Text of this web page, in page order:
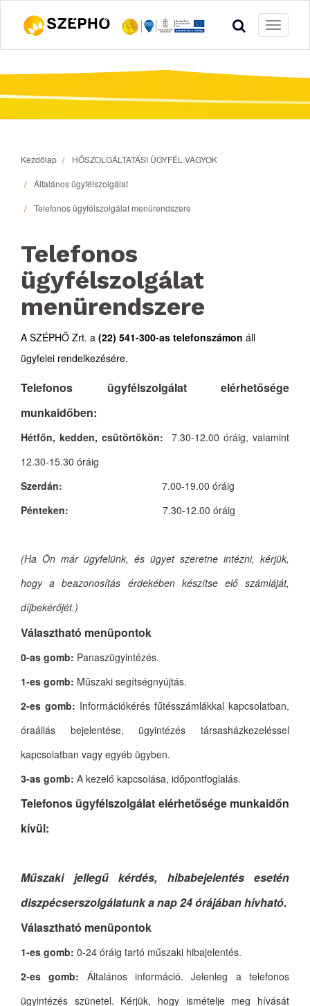
Toggle
Kezdőlap HŐSZOLGÁLTATÁSI ÜGYFÉL VAGYOK
Általános ügyfélszolgálat
Telefonos ügyfélszolgálat menürendszere
Telefonos
ügyfélszolgálat
menürendszere
A SZÉPHŐ Zrt. a (22) 541-300-as telefonszámon áll
ügyfelei rendelkezésére.
Telefonos ügyfélszolgálat elérhetősége
munkaidőben:
Hétfőn, kedden, csütörtökön: 7.30-12.00 óráig, valamint
12.30-15.30 óráig
Szerdán: 7.00-19.00 óráig
Pénteken: 7.30-12.00 óráig
(Ha Ön már ügyfelünk, és ügyet szeretne intézni, kérjük,
hogy a beazonosítás érdekében készítse elő számláját,
díjbekérőjét.)
Választható menüpontok
0-as gomb: Panaszügyintézés.
1-es gomb: Műszaki segítségnyújtás.
2-es gomb: Információkérés fűtésszámlákkal kapcsolatban,
óraállás bejelentése, ügyintézés társasházkezeléssel
kapcsolatban vagy egyéb ügyben.
3-as gomb: A kezelő kapcsolása, időpontfoglalás.
Telefonos ügyfélszolgálat elérhetősége munkaidőn
kívül:
Műszaki jellegű kérdés, hibabejelentés esetén
diszpécserszolgálatunk a nap 24 órájában hívható.
Választható menüpontok
1-es gomb: 0-24 óráig tartó műszaki hibajelentés.
2-es gomb: Általános információ. Jelenleg a telefonos
ügyintézés szünetel. Kérjük, hogy ismételje meg hívását